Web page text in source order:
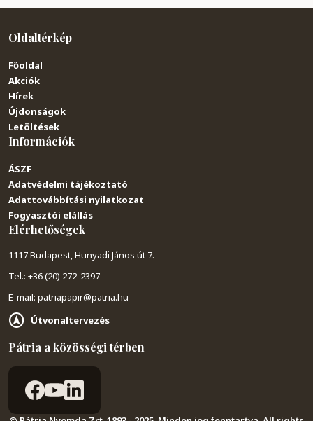
Oldaltérkép
Főoldal
Akciók
Hírek
Újdonságok
Letöltések
Információk
ÁSZF
Adatvédelmi tájékoztató
Adattovábbítási nyilatkozat
Fogyasztói elállás
Elérhetőségek
1117 Budapest, Hunyadi János út 7.
Tel.: +36 (20) 272-2397
E-mail: patriapapir@patria.hu
Útvonaltervezés
Pátria a közösségi térben